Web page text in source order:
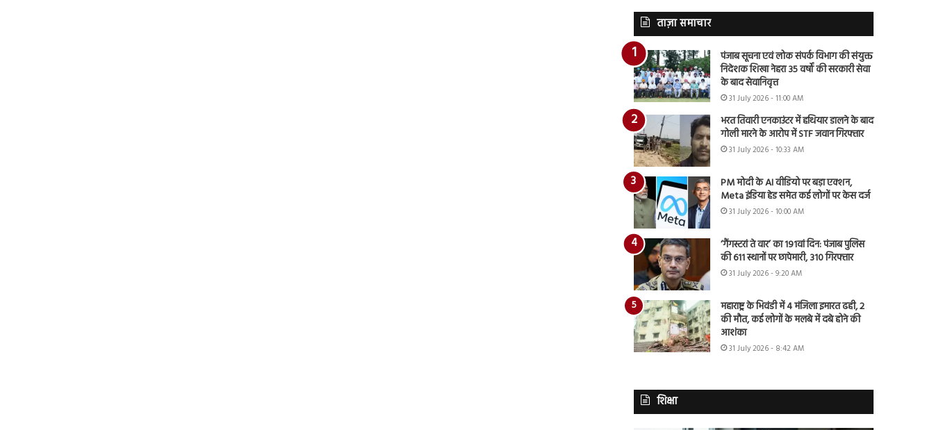
ताज़ा समाचार
पंजाब सूचना एवं लोक संपर्क विभाग की संयुक्त
निदेशक शिखा नेहरा 35 वर्षों की सरकारी सेवा
के बाद सेवानिवृत्त
31 July 2026 - 11:00 AM
भरत तिवारी एनकाउंटर में हथियार डालने के बाद
गोली मारने के आरोप में STF जवान गिरफ्तार
31 July 2026 - 10:33 AM
PM मोदी के AI वीडियो पर बड़ा एक्शन,
Meta इंडिया हेड समेत कई लोगों पर केस दर्ज
31 July 2026 - 10:00 AM
‘गैंगस्टरां ते वार’ का 191वां दिन: पंजाब पुलिस
की 611 स्थानों पर छापेमारी, 310 गिरफ्तार
31 July 2026 - 9:20 AM
महाराष्ट्र के भिवंडी में 4 मंजिला इमारत ढही, 2
की मौत, कई लोगों के मलबे में दबे होने की
आशंका
31 July 2026 - 8:42 AM
शिक्षा